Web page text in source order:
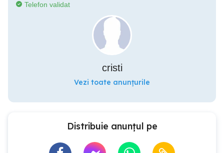
Telefon validat
cristi
Vezi toate anunțurile
Distribuie anunțul pe